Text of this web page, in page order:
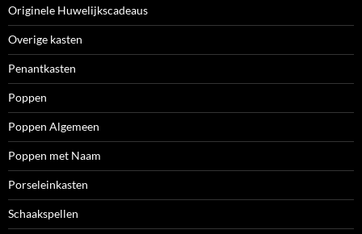
Originele Huwelijkscadeaus
Overige kasten
Penantkasten
Poppen
Poppen Algemeen
Poppen met Naam
Porseleinkasten
Schaakspellen